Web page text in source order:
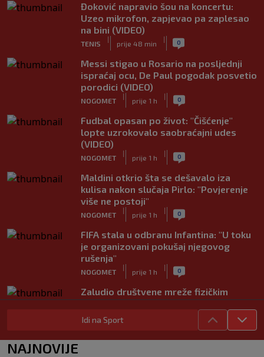
Đoković napravio šou na koncertu:
Uzeo mikrofon, zapjevao pa zaplesao
na bini (VIDEO)
TENIS
|
prije 48 min
| 0
Messi stigao u Rosario na posljednji
ispraćaj ocu, De Paul pogodak posvetio
porodici (VIDEO)
NOGOMET
|
prije 1 h
| 0
Fudbal opasan po život: "Čišćenje"
lopte uzrokovalo saobraćajni udes
(VIDEO)
NOGOMET
|
prije 1 h
| 0
Maldini otkrio šta se dešavalo iza
kulisa nakon slučaja Pirlo: "Povjerenje
više ne postoji"
NOGOMET
|
prije 1 h
| 0
FIFA stala u odbranu Infantina: "U toku
je organizovani pokušaj njegovog
rušenja"
NOGOMET
|
prije 1 h
| 0
Zaludio društvene mreže fizičkim
izgledom, ali Okoye spušta loptu: "Ja
sam prije svega golman" (FOTO+VIDEO)
|
Idi na Sport
NAJNOVIJE